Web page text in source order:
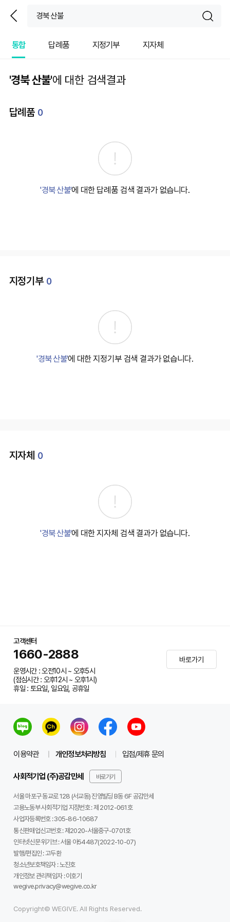
뒤
통합 답례품 지정기부 지자체
'경북 산불'에 대한 검색결과
답례품 0
'경북 산불'에 대한 답례품 검색 결과가 없습니다.
지정기부 0
'경북 산불'에 대한 지정기부 검색 결과가 없습니다.
지자체 0
'경북 산불'에 대한 지자체 검색 결과가 없습니다.
고객센터
1660-2888
운영시간 : 오전10시 ~ 오후5시
(점심시간 : 오후12시 ~ 오후1시)
휴일 : 토요일, 일요일, 공휴일
바로가기
이용약관 개인정보처리방침 입점/제휴 문의
사회적기업 (주)공감만세 바로가기
서울 마포구 동교로 128 (서교동) 진영빌딩 B동 6F 공감만세
고용노동부 사회적기업 지정번호 : 제 2012-061호
사업자등록번호 :305-86-10687
통신판매업신고번호 :제2020-서울중구-0701호
인터넷신문 위기브 :서울 아54487(2022-10-07)
발행/편집인 :고두환
청소년보호책임자 :노진호
개인정보 관리책임자 :이호기
wegive.privacy@wegive.co.kr
Copyright© WEGIVE. All Rights Reserved.